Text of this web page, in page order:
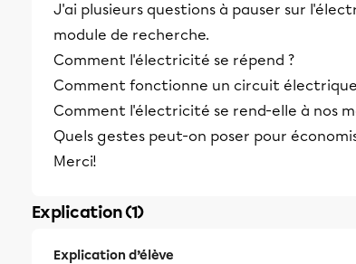
J'ai plusieurs questions à pauser sur
module de recherche.
Comment l'électricité se répend ?
Comment fonctionne un circuit
Comment l'électricité se rend-elle à nos
Quels gestes peut-on poser pour
Merci!
Explication (1)
Explication d’élève